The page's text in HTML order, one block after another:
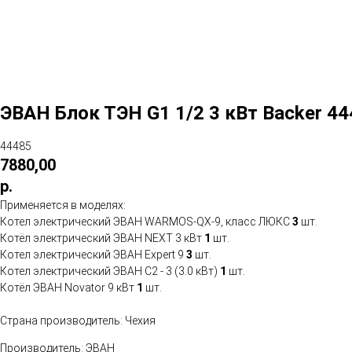
ЭВАН Блок ТЭН G1 1/2 3 кВт Backer
44485
7880,00
р.
Применяется в моделях:
Котел электрический ЭВАН WARMOS-QX-9, класс ЛЮКС3 шт.
Котёл электрический ЭВАН NEXT 3 кВт 1 шт.
Котел электрический ЭВАН Expert 9 3 шт.
Котел электрический ЭВАН С2 - 3 (3.0 кВт) 1 шт.
Котёл ЭВАН Novator 9 кВт 1 шт.
Страна производитель: Чехия
Производитель: ЭВАН